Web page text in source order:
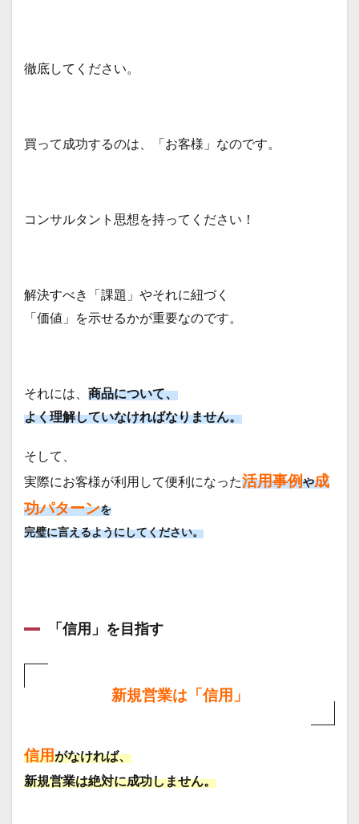
クト
ファ
3.4
ール
3.6
プレ
3.7
クロ
さい
ごに
徹底してください。
買って成功するのは、「お客様」なのです。
コンサルタント思想を持ってください！
解決すべき「課題」やそれに紐づく
「価値」を示せるかが重要なのです。
それには、 商品について、
よく理解していなければなりません。
そして、
実際にお客様が利用して便利になった活用事例や成
功パターンを
完璧に言えるようにしてください。
「信用」を目指す
新規営業は「信用」
信用がなければ、
新規営業は絶対に成功しません。